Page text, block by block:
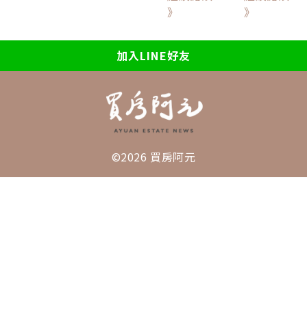
》
》
加入LINE好友
©2026 買房阿元